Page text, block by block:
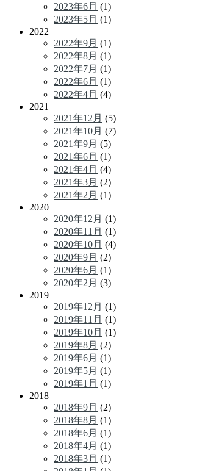
2023年6月 (1)
2023年5月 (1)
2022
2022年9月 (1)
2022年8月 (1)
2022年7月 (1)
2022年6月 (1)
2022年4月 (4)
2021
2021年12月 (5)
2021年10月 (7)
2021年9月 (5)
2021年6月 (1)
2021年4月 (4)
2021年3月 (2)
2021年2月 (1)
2020
2020年12月 (1)
2020年11月 (1)
2020年10月 (4)
2020年9月 (2)
2020年6月 (1)
2020年2月 (3)
2019
2019年12月 (1)
2019年11月 (1)
2019年10月 (1)
2019年8月 (2)
2019年6月 (1)
2019年5月 (1)
2019年1月 (1)
2018
2018年9月 (2)
2018年8月 (1)
2018年6月 (1)
2018年4月 (1)
2018年3月 (1)